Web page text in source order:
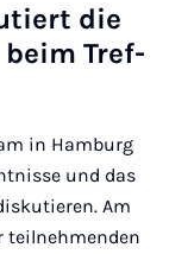
die
Tref­
in Hamburg
und das
Am
teilnehmenden